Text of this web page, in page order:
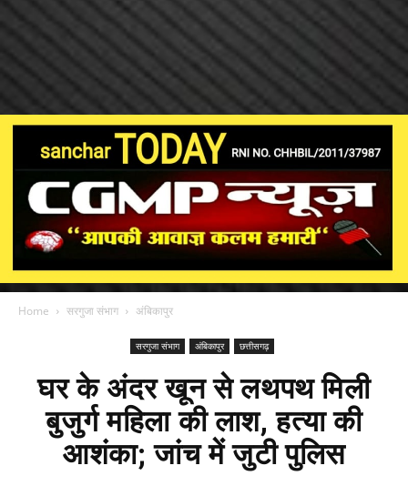
Home सरगुजा संभाग अंबिकापुर
सरगुजा संभाग अंबिकापुर छत्तीसगढ़
घर के अंदर खून से लथपथ मिली
बुजुर्ग महिला की लाश, हत्या की
आशंका; जांच में जुटी पुलिस